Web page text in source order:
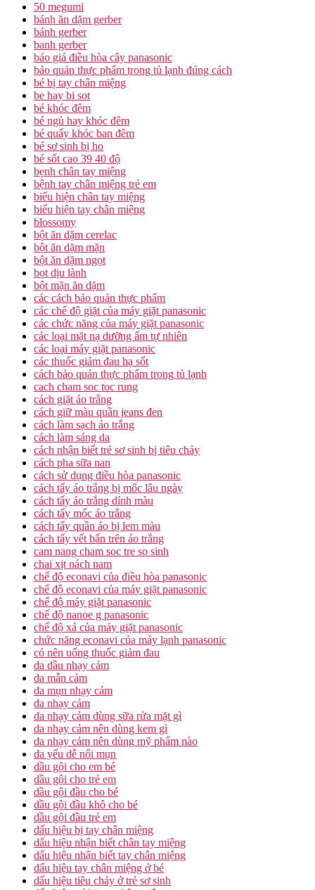
50 megumi
bánh ăn dặm gerber
bánh gerber
banh gerber
báo giá điều hòa cây panasonic
bảo quản thực phẩm trong tủ lạnh đúng cách
bé bị tay chân miệng
be hay bi sot
bé khóc đêm
bé ngủ hay khóc đêm
bé quấy khóc ban đêm
bé sơ sinh bị ho
bé sốt cao 39 40 độ
bẹnh chân tay miệng
bệnh tay chân miệng trẻ em
biểu hiện chân tay miệng
biểu hiện tay chân miệng
blossomy
bột ăn dặm cerelac
bột ăn dặm mặn
bột ăn dặm ngọt
bọt dịu lành
bột mặn ăn dặm
các cách bảo quản thực phẩm
các chế độ giặt của máy giặt panasonic
các chức năng của máy giặt panasonic
các loại mặt nạ dưỡng ẩm tự nhiên
các loại máy giặt panasonic
các thuốc giảm đau hạ sốt
cách bảo quản thực phẩm trong tủ lạnh
cach cham soc toc rung
cách giặt áo trắng
cách giữ màu quần jeans đen
cách làm sạch áo trắng
cách làm sáng da
cách nhận biết trẻ sơ sinh bị tiêu chảy
cách pha sữa nan
cách sử dụng điều hòa panasonic
cách tẩy áo trắng bị mốc lâu ngày
cách tẩy áo trắng dính màu
cách tẩy mốc áo trắng
cách tẩy quần áo bị lem màu
cách tẩy vết bẩn trên áo trắng
cam nang cham soc tre so sinh
chai xịt nách nam
chế độ econavi của điều hòa panasonic
chế độ econavi của máy giặt panasonic
chế độ máy giặt panasonic
chế độ nanoe g panasonic
chế độ xả của máy giặt panasonic
chức năng econavi của máy lạnh panasonic
có nên uống thuốc giảm đau
da dầu nhạy cảm
da mẫn cảm
da mụn nhạy cảm
da nhạy cảm
da nhạy cảm dùng sữa rửa mặt gì
da nhạy cảm nên dùng kem gì
da nhạy cảm nên dùng mỹ phẩm nào
da yếu dễ nổi mụn
dầu gội cho em bé
dầu gội cho trẻ em
dầu gội đầu cho bé
dầu gội đầu khô cho bé
dầu gội đầu trẻ em
dấu hiệu bị tay chân miệng
dấu hiệu nhận biết chân tay miệng
dấu hiệu nhận biết tay chân miệng
dấu hiệu tay chân miệng ở bé
dấu hiệu tiêu chảy ở trẻ sơ sinh